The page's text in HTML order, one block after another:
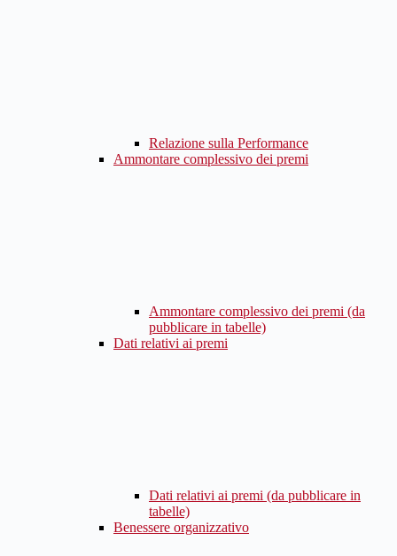
Relazione sulla Performance
Ammontare complessivo dei premi
Ammontare complessivo dei premi (da
pubblicare in tabelle)
Dati relativi ai premi
Dati relativi ai premi (da pubblicare in
tabelle)
Benessere organizzativo